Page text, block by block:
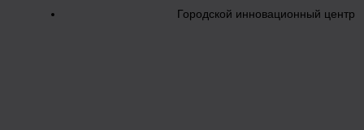
Городской инновационный центр